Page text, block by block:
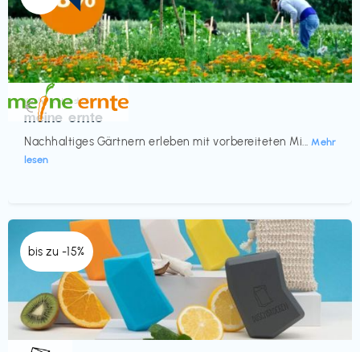
Küche & Haushalt
meine ernte
Nachhaltiges Gärtnern erleben mit vorbereiteten Mi... Mehr
lesen
€‎
bis zu -15%